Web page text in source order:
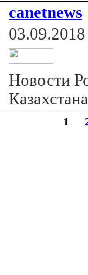
canetnews
03.09.2018
Новости
1